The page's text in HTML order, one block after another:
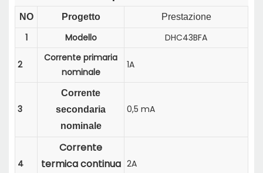
NO Progetto Prestazione
1 Modello DHC43BFA
2
Corrente primaria
nominale
1A
3
Corrente
secondaria
nominale
0,5 mA
4
Corrente
termica continua 2A